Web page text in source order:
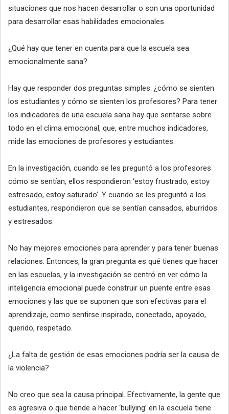
situaciones que nos hacen desarrollar o son una oportunidad
para desarrollar esas habilidades emocionales.
¿Qué hay que tener en cuenta para que la escuela sea
emocionalmente sana?
Hay que responder dos preguntas simples: ¿cómo se sienten
los estudiantes y cómo se sienten los profesores? Para tener
los indicadores de una escuela sana hay que sentarse sobre
todo en el clima emocional, que, entre muchos indicadores,
mide las emociones de profesores y estudiantes.
En la investigación, cuando se les preguntó a los profesores
cómo se sentían, ellos respondieron ‘estoy frustrado, estoy
estresado, estoy saturado’. Y cuando se les preguntó a los
estudiantes, respondieron que se sentían cansados, aburridos
y estresados.
No hay mejores emociones para aprender y para tener buenas
relaciones. Entonces, la gran pregunta es qué tienes que hacer
en las escuelas, y la investigación se centró en ver cómo la
inteligencia emocional puede construir un puente entre esas
emociones y las que se suponen que son efectivas para el
aprendizaje, como sentirse inspirado, conectado, apoyado,
querido, respetado.
¿La falta de gestión de esas emociones podría ser la causa de
la violencia?
No creo que sea la causa principal. Efectivamente, la gente que
es agresiva o que tiende a hacer ‘bullying’ en la escuela tiene